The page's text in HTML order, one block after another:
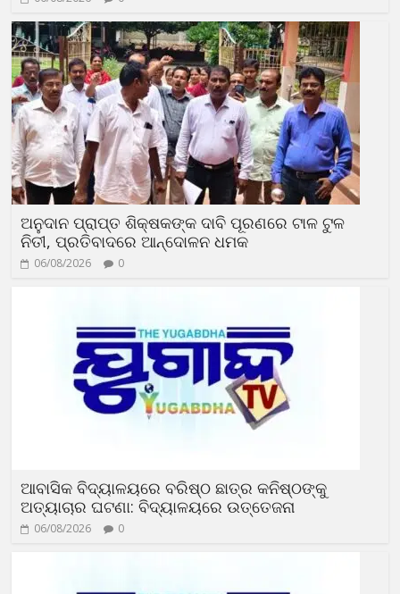
ଅନୁଦାନ ପ୍ରାପ୍ତ ଶିକ୍ଷକଙ୍କ ଦାବି ପୂରଣରେ ଟାଳ ଟୁଳ
ନିତୀ, ପ୍ରତିବାଦରେ ଆନ୍ଦୋଳନ ଧମକ
06/08/2026 0
ଆବାସିକ ବିଦ୍ୟାଳୟରେ ବରିଷ୍ଠ ଛାତ୍ର କନିଷ୍ଠଙ୍କୁ
ଅତ୍ୟାଚାର ଘଟଣା: ବିଦ୍ୟାଳୟରେ ଉତ୍ତେଜନା
06/08/2026 0